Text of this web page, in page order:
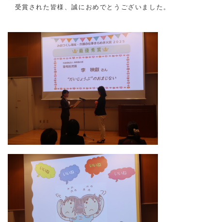
受賞された皆様、誠におめでとうございました。